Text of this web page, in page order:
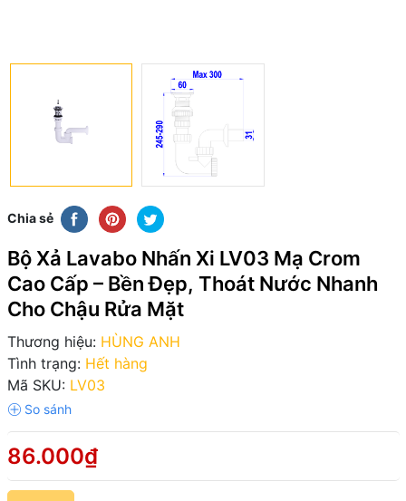
Chia sẻ
Bộ Xả Lavabo Nhấn Xi LV03 Mạ Crom
Cao Cấp – Bền Đẹp, Thoát Nước Nhanh
Cho Chậu Rửa Mặt
Thương hiệu: HÙNG ANH
Tình trạng: Hết hàng
Mã SKU: LV03
86.000₫